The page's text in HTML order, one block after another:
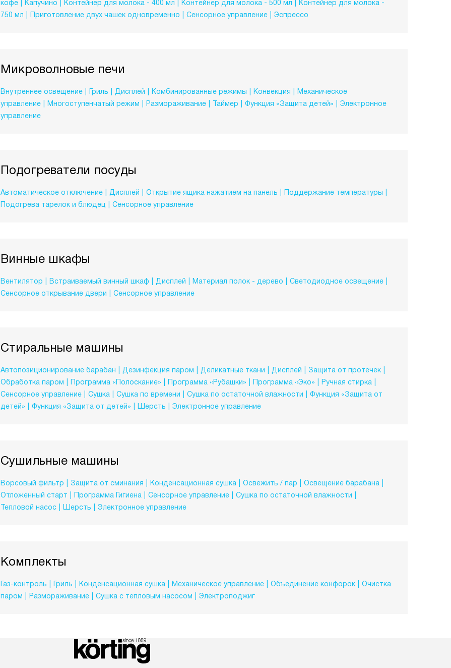
кофе
Капучино Контейнер для молока - 400 мл Контейнер для молока - 500 мл
Контейнер для молока -
750 мл
Приготовление двух чашек одновременно Сенсорное управление Эспрессо
Микроволновые печи
Внутреннее освещение Гриль Дисплей Комбинированные режимы Конвекция
Механическое
управление
Многоступенчатый режим Размораживание Таймер Функция «Защита детей»
Электронное
управление
Подогреватели посуды
Автоматическое отключение Дисплей Открытие ящика нажатием на панель
Поддержание температуры
Подогрева тарелок и блюдец
Сенсорное управление
Винные шкафы
Вентилятор Встраиваемый винный шкаф Дисплей Материал полок - дерево
Светодиодное освещение
Сенсорное открывание двери
Сенсорное управление
Стиральные машины
Автопозиционирование барабан Дезинфекция паром Деликатные ткани Дисплей
Защита от протечек
Обработка паром
Программа «Полоскание» Программа «Рубашки» Программа «Эко»
Ручная стирка
Сенсорное управление
Сушка Сушка по времени Сушка по остаточной влажности
Функция «Защита от
детей»
Функция «Защита от детей» Шерсть Электронное управление
Сушильные машины
Ворсовый фильтр Защита от сминания Конденсационная сушка Освежить / пар
Освещение барабана
Отложенный старт
Программа Гигиена Сенсорное управление
Сушка по остаточной влажности
Тепловой насос
Шерсть Электронное управление
Комплекты
Газ-контроль Гриль Конденсационная сушка Механическое управление Объединение конфорок
Очистка
паром
Размораживание Сушка с тепловым насосом Электроподжиг